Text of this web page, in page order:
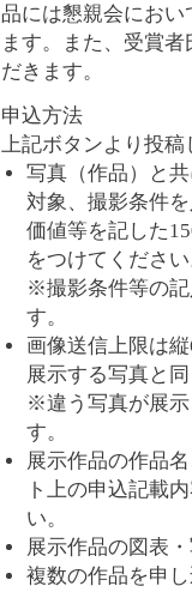
品には懇親会にお
ます。また、受賞
だきます。
申込方法
上記ボタンより投稿
写真（作品）と
対象、撮影条件
価値等を記した
をつけてくださ
※撮影条件等の記
す。
画像送信上限は
展示する写真と
※違う写真が展示
す。
展示作品の作品
ト上の申込記載
い。
展示作品の図表
複数の作品を申